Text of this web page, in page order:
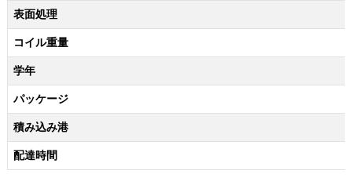
表面処理
コイル重量
学年
パッケージ
積み込み港
配達時間